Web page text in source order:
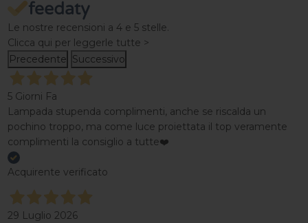
Le nostre recensioni a 4 e 5 stelle.
Clicca qui per leggerle tutte >
Precedente Successivo
5 Giorni Fa
Lampada stupenda complimenti, anche se riscalda un
pochino troppo, ma come luce proiettata il top veramente
complimenti la consiglio a tutte❤️
Acquirente verificato
29 Luglio 2026